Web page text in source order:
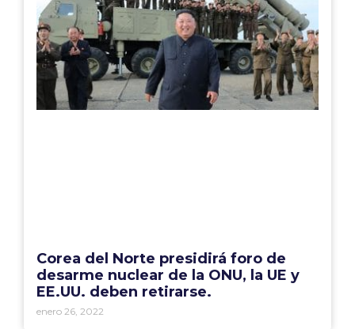
Corea del Norte presidirá foro de
desarme nuclear de la ONU, la UE y
EE.UU. deben retirarse.
enero 26, 2022